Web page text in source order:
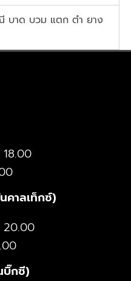
บาด บวม แตก ตำ ยาง
คาลเท็กซ์)
20.00
บิ๊กซี)